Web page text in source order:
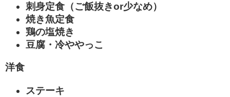
刺身定食（ご飯抜きor少なめ）
焼き魚定食
鶏の塩焼き
豆腐・冷ややっこ
洋食
ステーキ